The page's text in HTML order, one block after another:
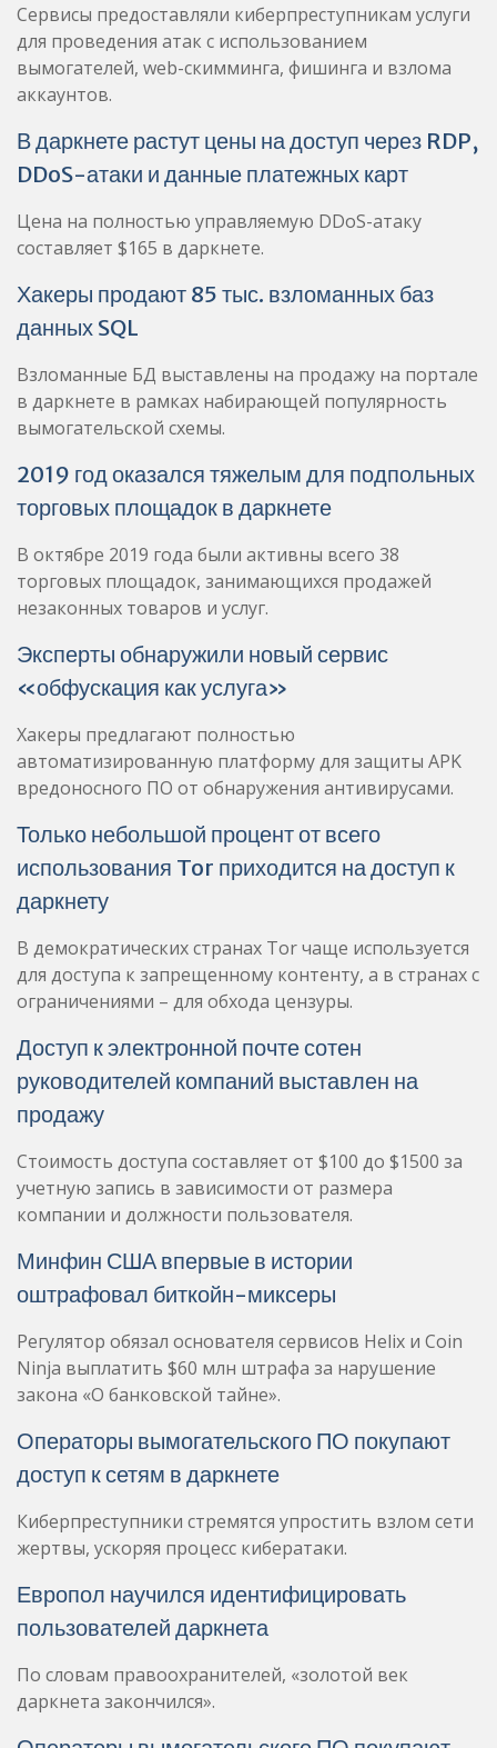
Сервисы предоставляли киберпреступникам услуги
для проведения атак с использованием
вымогателей, web-скимминга, фишинга и взлома
аккаунтов.
В даркнете растут цены на доступ через RDP,
DDoS-атаки и данные платежных карт
Цена на полностью управляемую DDoS-атаку
составляет $165 в даркнете.
Хакеры продают 85 тыс. взломанных баз
данных SQL
Взломанные БД выставлены на продажу на портале
в даркнете в рамках набирающей популярность
вымогательской схемы.
2019 год оказался тяжелым для подпольных
торговых площадок в даркнете
В октябре 2019 года были активны всего 38
торговых площадок, занимающихся продажей
незаконных товаров и услуг.
Эксперты обнаружили новый сервис
«обфускация как услуга»
Хакеры предлагают полностью
автоматизированную платформу для защиты APK
вредоносного ПО от обнаружения антивирусами.
Только небольшой процент от всего
использования Tor приходится на доступ к
даркнету
В демократических странах Tor чаще используется
для доступа к запрещенному контенту, а в странах с
ограничениями – для обхода цензуры.
Доступ к электронной почте сотен
руководителей компаний выставлен на
продажу
Стоимость доступа составляет от $100 до $1500 за
учетную запись в зависимости от размера
компании и должности пользователя.
Минфин США впервые в истории
оштрафовал биткойн-миксеры
Регулятор обязал основателя сервисов Helix и Coin
Ninja выплатить $60 млн штрафа за нарушение
закона «О банковской тайне».
Операторы вымогательского ПО покупают
доступ к сетям в даркнете
Киберпреступники стремятся упростить взлом сети
жертвы, ускоряя процесс кибератаки.
Европол научился идентифицировать
пользователей даркнета
По словам правоохранителей, «золотой век
даркнета закончился».